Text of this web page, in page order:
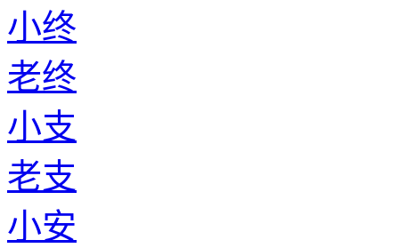
小终
老终
小支
老支
小安